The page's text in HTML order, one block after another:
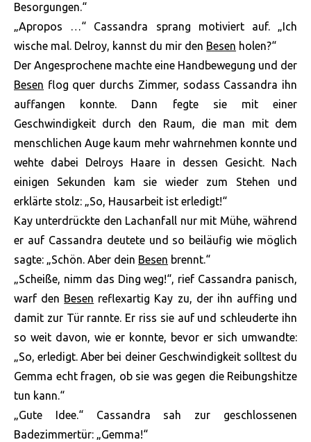
Besorgungen.“
„Apropos …“ Cassandra sprang motiviert auf. „Ich
wische mal. Delroy, kannst du mir den Besen holen?“
Der Angesprochene machte eine Handbewegung und der
Besen flog quer durchs Zimmer, sodass Cassandra ihn
auffangen konnte. Dann fegte sie mit einer
Geschwindigkeit durch den Raum, die man mit dem
menschlichen Auge kaum mehr wahrnehmen konnte und
wehte dabei Delroys Haare in dessen Gesicht. Nach
einigen Sekunden kam sie wieder zum Stehen und
erklärte stolz: „So, Hausarbeit ist erledigt!“
Kay unterdrückte den Lachanfall nur mit Mühe, während
er auf Cassandra deutete und so beiläufig wie möglich
sagte: „Schön. Aber dein Besen brennt.“
„Scheiße, nimm das Ding weg!“, rief Cassandra panisch,
warf den Besen reflexartig Kay zu, der ihn auffing und
damit zur Tür rannte. Er riss sie auf und schleuderte ihn
so weit davon, wie er konnte, bevor er sich umwandte:
„So, erledigt. Aber bei deiner Geschwindigkeit solltest du
Gemma echt fragen, ob sie was gegen die Reibungshitze
tun kann.“
„Gute Idee.“ Cassandra sah zur geschlossenen
Badezimmertür: „Gemma!“